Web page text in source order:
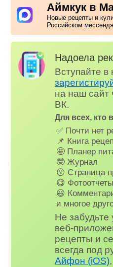
Аймкук в
Новые рецепты и
Российском
Надоела
Вступайте в
на наш сайт
ВК.
Для всех, кто
✅ Почти нет
📌 Книга
🤩 Планер
🤓 Журнал
😗 Страница
😋 Фотоотчеты
😃
и многое
Не забудьте
веб-
рецепты и
всегда под
Айфон (iOS)